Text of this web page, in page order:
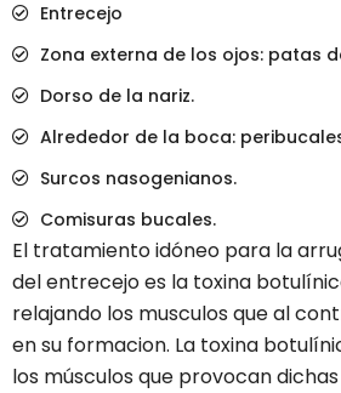
Entrecejo
Zona externa de los ojos: patas
Dorso de la nariz.
Alrededor de la boca:
Surcos nasogenianos.
Comisuras bucales.
El tratamiento idóneo para la
del entrecejo es la toxina
relajando los musculos que al
en su formacion. La toxina
los músculos que provocan